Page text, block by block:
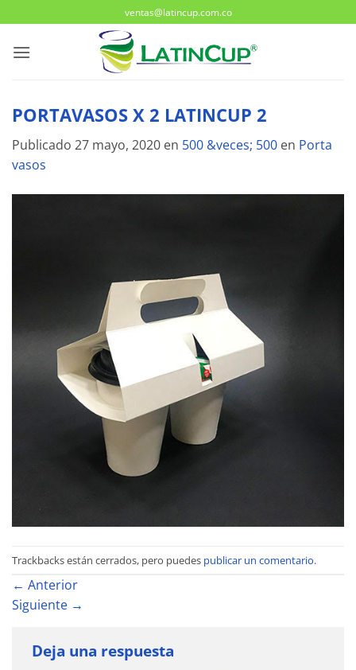
al
contenido
ventas@latincup.com.co
PORTAVASOS X 2 LATINCUP 2
Publicado 27 mayo, 2020 en 500 &veces; 500 en Porta
vasos
Trackbacks están cerrados, pero puedes publicar un comentario.
← Anterior
Siguiente →
Deja una respuesta